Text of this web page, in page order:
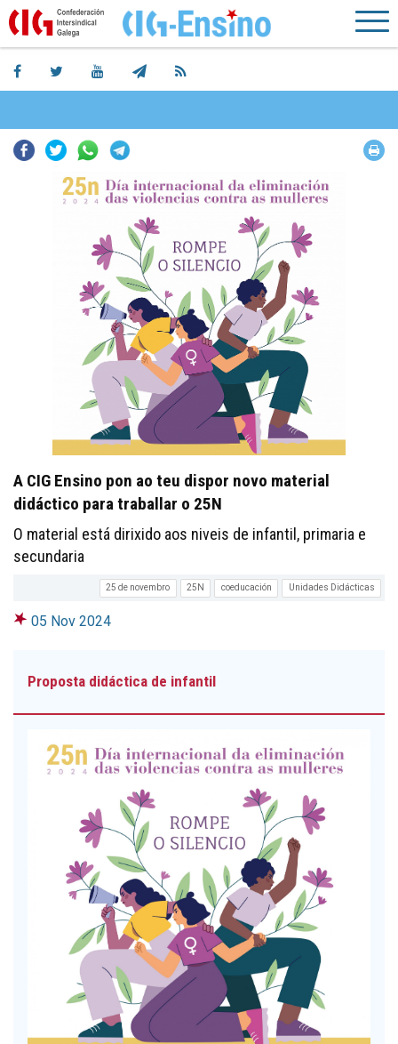
Facebook
TwitterWhatsapp
A CIG Ensino pon ao teu dispor novo material
didáctico para traballar o 25N
O material está dirixido aos niveis de infantil, primaria e
secundaria
25 de novembro 25N coeducación Unidades Didácticas
05 Nov 2024
Proposta didáctica de infantil